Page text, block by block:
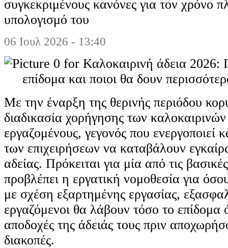
συγκεκριμένους κανόνες για τον χρόνο
υπολογισμό του
06 Ιουλ 2026 - 13:40
Με την έναρξη της θερινής περιόδου
διαδικασία χορήγησης των
εργαζομένους, γεγονός που ενεργοποιεί
των επιχειρήσεων να καταβάλουν
αδείας. Πρόκειται για μία από τις
προβλέπει η εργατική νομοθεσία για
με σχέση εξαρτημένης εργασίας,
εργαζόμενοι θα λάβουν τόσο το επίδομα
αποδοχές της άδειάς τους πριν
διακοπές.